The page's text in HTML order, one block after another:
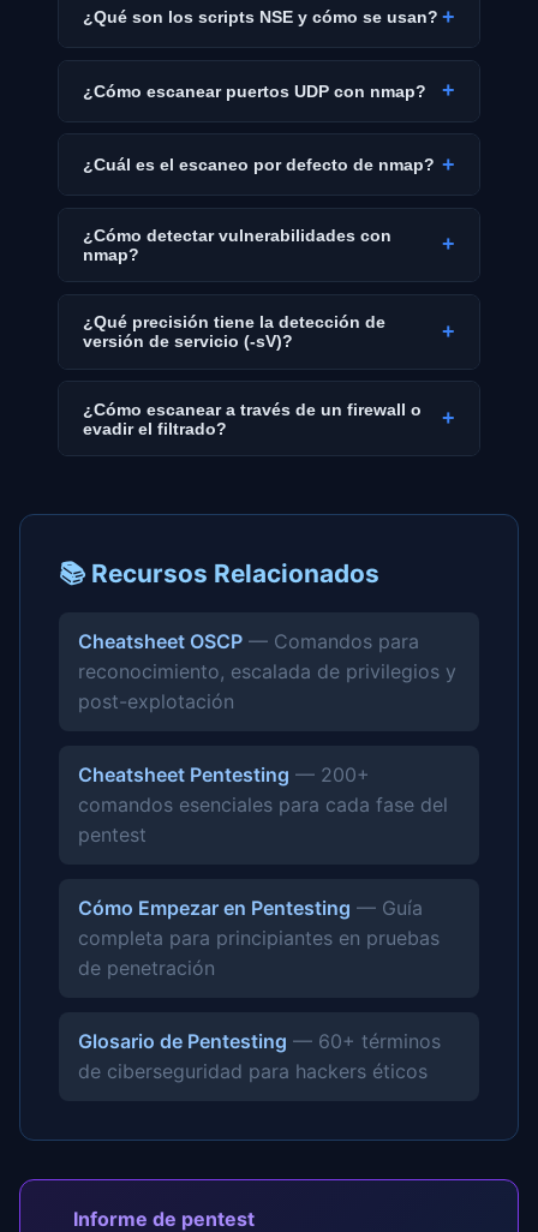
¿Qué son los scripts NSE y cómo se usan? +
¿Cómo escanear puertos UDP con nmap? +
¿Cuál es el escaneo por defecto de nmap? +
¿Cómo detectar vulnerabilidades con
nmap?
+
¿Qué precisión tiene la detección de
versión de servicio (-sV)?
+
¿Cómo escanear a través de un firewall o
evadir el filtrado?
+
📚 Recursos Relacionados
Cheatsheet OSCP — Comandos para
reconocimiento, escalada de privilegios y
post-explotación
Cheatsheet Pentesting — 200+
comandos esenciales para cada fase del
pentest
Cómo Empezar en Pentesting — Guía
completa para principiantes en pruebas
de penetración
Glosario de Pentesting — 60+ términos
de ciberseguridad para hackers éticos
Informe de pentest